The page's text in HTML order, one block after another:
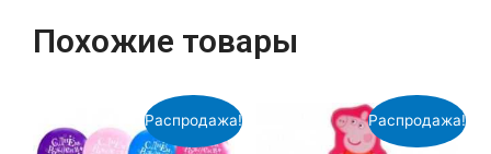
Похожие товары
Распродажа! Распродажа!